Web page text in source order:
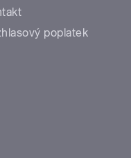
poplatek